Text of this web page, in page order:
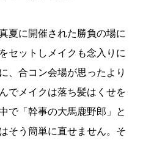
夏に開催された勝負の場に
セットしメイクも念入りに
、合コン会場が思ったより
でメイクは落ち髪はくせを
で「幹事の大馬鹿野郎」と
そう簡単に直せません。そ